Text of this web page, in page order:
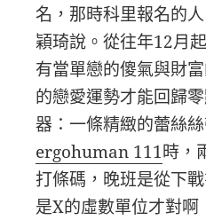
名，那時科里報名的
穎琦說。從往年12月
有當單戀的傻氣與財
的戀愛運勢才能回歸
器：一條精緻的蕾絲
ergohuman 111時，
打條碼，晚班是從下
是X的虛數單位才對